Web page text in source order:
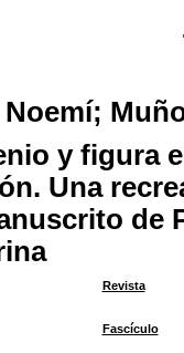
;
y figura
Una
de
Revista
Fascículo